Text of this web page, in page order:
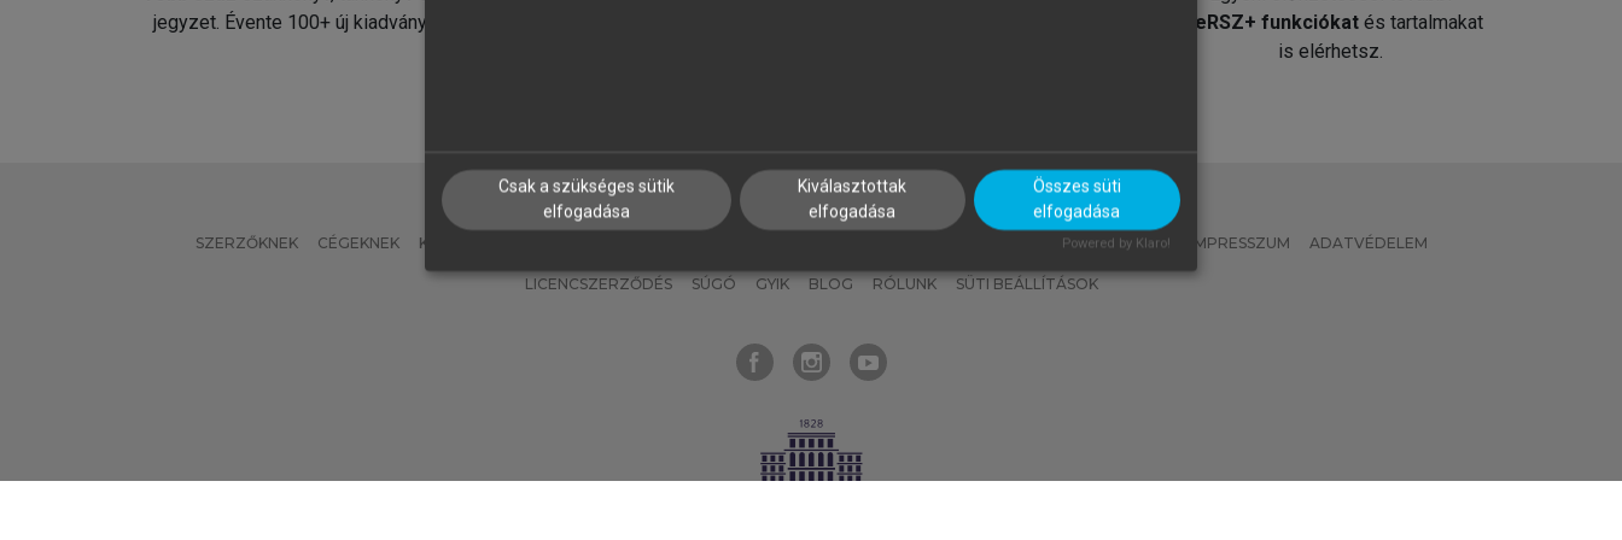
jegyzet. Évente 100+ új kiadvány.
MeRSZ+ funkciókat és tartalmakat
is elérhetsz.
SZERZŐKNEK CÉGEKNEK KÖNYVTÁROSOKNAK MI – ÁLTALÁNOS IRÁNYELVEK IMPRESSZUM ADATVÉDELEM
LICENCSZERZŐDÉS SÚGÓ GYIK BLOG RÓLUNK SÜTI BEÁLLÍTÁSOK
Csak a szükséges sütik
elfogadása
Kiválasztottak
elfogadása
Összes süti
elfogadása
Powered by Klaro!